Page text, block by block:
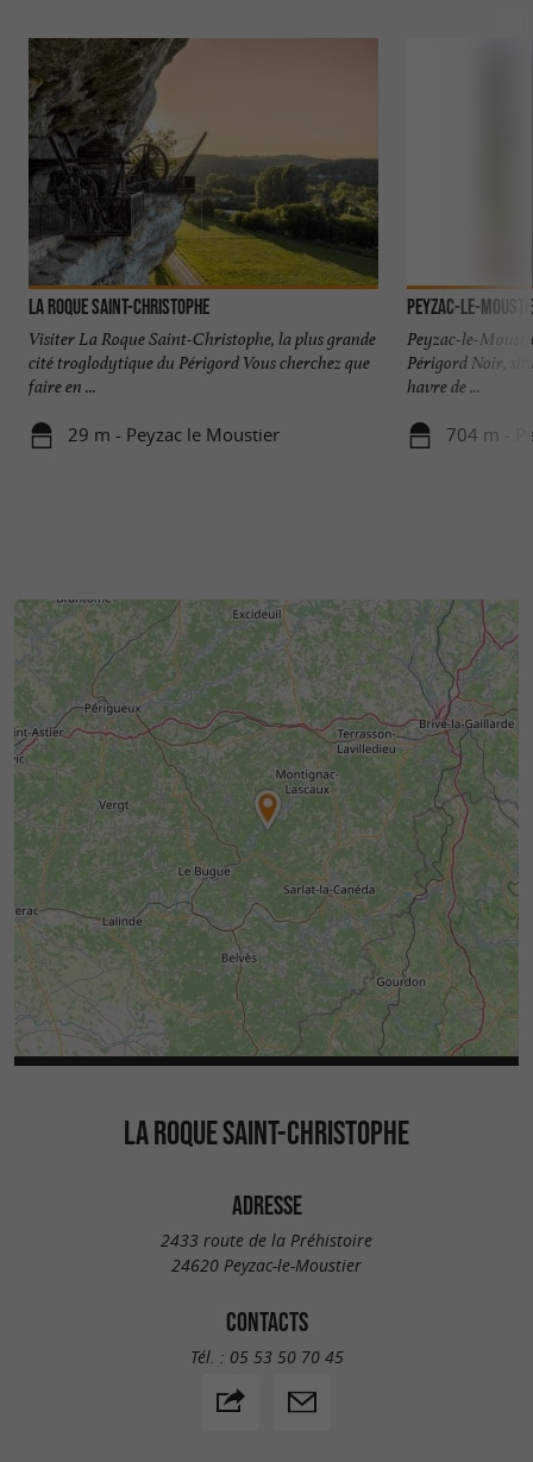
La Maison Forte de Reignac : Mystérieux
château-falaise du Périgord Noir
La Roque Saint-Christophe : Visite en famille
par tous les temps et toute l’année !
La Roque Saint-Christophe
Visiter La Roque Saint-Christophe, la plus grande
cité troglodytique du Périgord Vous cherchez que
faire en ...
29 m - Peyzac le Moustier
Peyzac-le-
Peyzac-le-
Périgord Noir,
havre de ...
704 m -
LA ROQUE SAINT-CHRISTOPHE
ADRESSE
2433 route de la Préhistoire
24620 Peyzac-le-Moustier
CONTACTS
Tél. : 05 53 50 70 45